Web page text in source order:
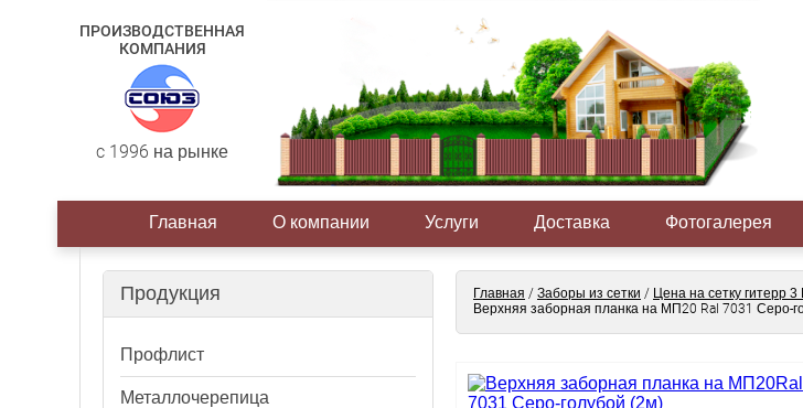
ПРОИЗВОДСТВЕННАЯ
КОМПАНИЯ
c 1996 на рынке
Главная О компании Услуги Доставка Фотогалерея
Продукция
Профлист
Металлочерепица
Главная / Заборы из сетки / Цена на сетку гитерр 3
Верхняя заборная планка на МП20 Ral 7031 Серо-